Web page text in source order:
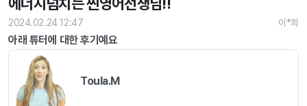
2024.02.24 12:47 이*희
아래 튜터에 대한 후기예요
Toula.M